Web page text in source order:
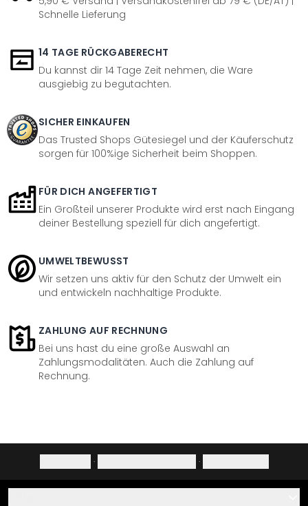
Schnelle Lieferung
14 TAGE RÜCKGABERECHT
Du kannst dir 14 Tage Zeit nehmen, die Ware
ausgiebig zu begutachten.
SICHER EINKAUFEN
Das Trusted Shops Gütesiegel und der Käuferschutz
sorgen für 100%ige Sicherheit beim Shoppen.
FÜR DICH ANGEFERTIGT
Ein Großteil unserer Produkte wird erst nach Eingang
deiner Bestellung speziell für dich angefertigt.
UMWELTBEWUSST
Wir setzen uns aktiv für den Schutz der Umwelt ein
und entwickeln nachhaltige Produkte.
ZAHLUNG AUF RECHNUNG
Bei uns hast du eine große Auswahl an
Zahlungsmodalitäten. Auch die Zahlung auf
Rechnung.
· ·